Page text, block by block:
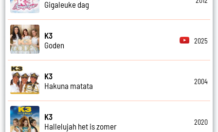
Gigaleuke dag
K3
Goden
2025
K3
Hakuna matata
2004
K3
Hallelujah het is zomer
2020